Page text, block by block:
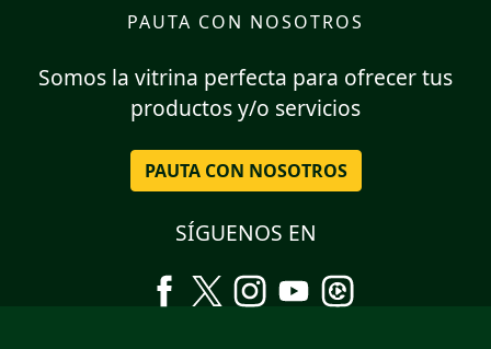
PAUTA CON NOSOTROS
Somos la vitrina perfecta para ofrecer tus
productos y/o servicios
PAUTA CON NOSOTROS
SÍGUENOS EN